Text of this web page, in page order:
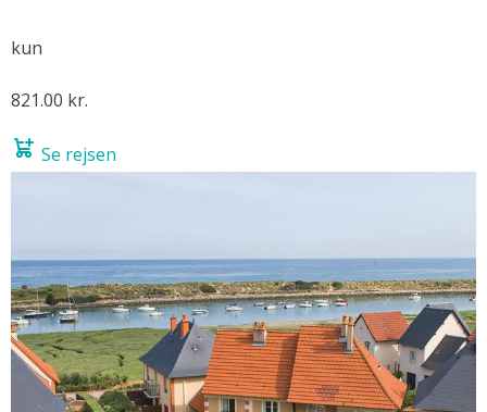
kun
821.00 kr.
Se rejsen